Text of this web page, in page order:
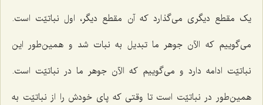
یک مقطع دیگری می‌گذارد که آن مقطع دیگر، اول نباتیّت است.
می‌گوییم که الآن جوهر ما تبدیل به نبات شد و همین‌طور این
نباتیّت ادامه دارد و می‌گوییم که الآن جوهر ما در نباتیّت است.
همین‌طور در نباتیّت است تا وقتی که پای خودش را از نباتیّت به